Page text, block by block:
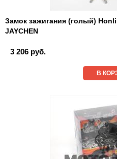
Замок зажигания (голый)
JAYCHEN
3 206 руб.
В